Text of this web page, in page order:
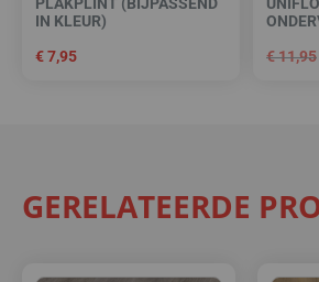
IN KLEUR)
€7,95
€11,95
GERELATEERDE